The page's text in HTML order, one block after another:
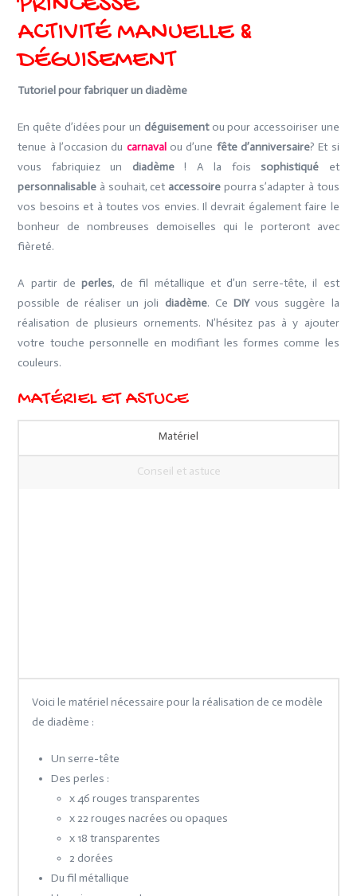
ACTIVITÉ MANUELLE &
DÉGUISEMENT
Tutoriel pour fabriquer un diadème
En quête d’idées pour un déguisementou pour accessoiriser une
tenue à l’occasion du carnaval ou d’une fête d’anniversaire? Et si
vous fabriquiez un diadème! A la fois sophistiqué et
personnalisable à souhait, cet accessoire pourra s’adapter à tous
vos besoins et à toutes vos envies. Il devrait également faire le
bonheur de nombreuses demoiselles qui le porteront avec
fièreté.
A partir deperles, de fil métallique et d’un serre-tête, il est
possible de réaliser un joli diadème. Ce DIYvous suggère la
réalisation de plusieurs ornements. N’hésitez pas à y ajouter
votre touche personnelle en modifiant les formes comme les
couleurs.
MATÉRIEL ET ASTUCE
Matériel
Conseil et astuce
Voici le matériel nécessaire pour la réalisation de ce modèle
de diadème :
Un serre-tête
Des perles :
x 46 rouges transparentes
x 22 rouges nacrées ou opaques
x 18 transparentes
2 dorées
Du fil métallique